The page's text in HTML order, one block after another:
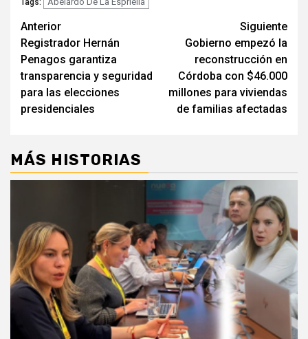
Tags:
Seguir
leyendo
Anterior
Registrador Hernán
Penagos garantiza
transparencia y seguridad
para las elecciones
presidenciales
Siguiente
Gobierno empezó la
reconstrucción en
Córdoba con $46.000
millones para viviendas
de familias afectadas
MÁS HISTORIAS